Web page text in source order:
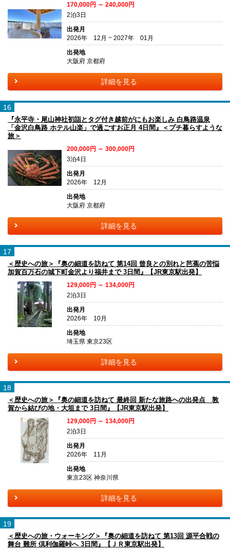
170,000円 ～ 240,000円
2泊3日
出発月
2026年 12月 ~ 2027年 01月
出発地
大阪府 京都府
詳細を見る
16
『永平寺・尾山神社初詣とタグ付き越前がにもお楽しみ 白鳥路温泉
「金沢白鳥路 ホテル山楽」で過ごすお正月 4日間』＜プチ暮らすような
旅＞
200,000円 ～ 300,000円
3泊4日
出発月
2026年 12月
出発地
大阪府 京都府
詳細を見る
17
＜歴史への旅＞『奥の細道を訪ねて 第14回 曾良との別れと芭蕉の苦悩
加賀百万石の城下町金沢より福井まで 3日間』【JR東京駅出発】
129,000円 ～ 134,000円
2泊3日
出発月
2026年 10月
出発地
埼玉県 東京23区
詳細を見る
18
＜歴史への旅＞『奥の細道を訪ねて 最終回 新たな旅路への出発点 敦
賀から結びの地・大垣まで 3日間』【JR東京駅出発】
129,000円 ～ 134,000円
2泊3日
出発月
2026年 11月
出発地
東京23区 神奈川県
詳細を見る
19
＜歴史への旅・ウォーキング＞『奥の細道を訪ねて 第13回 源平合戦の
舞台 難所 倶利伽羅峠へ 3日間』【ＪＲ東京駅出発】